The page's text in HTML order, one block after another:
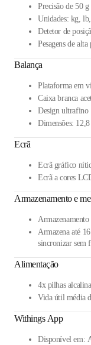
Precisão de 50
Unidades: kg,
Detetor de
Pesagens de
Balança
Plataforma em
Caixa branca
Design ultrafino
Dimensões:
Ecrã
Ecrã gráfico
Ecrã a cores
Armazenamento e
Armazena até
sincronizar sem
Alimentação
4x pilhas
Vida útil média
Withings App
Disponível em: